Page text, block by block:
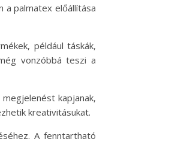
a palmatex előállítása
például táskák,
vonzóbbá teszi a
kapjanak,
kreativitásukat.
A fenntartható